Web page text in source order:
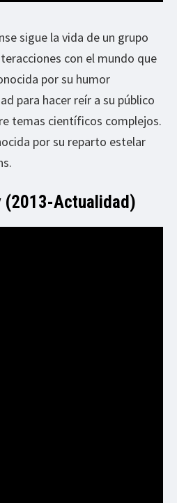
sigue la vida de un grupo
con el mundo que
por su humor
para hacer reír a su público
temas científicos complejos.
por su reparto estelar
(2013-Actualidad)